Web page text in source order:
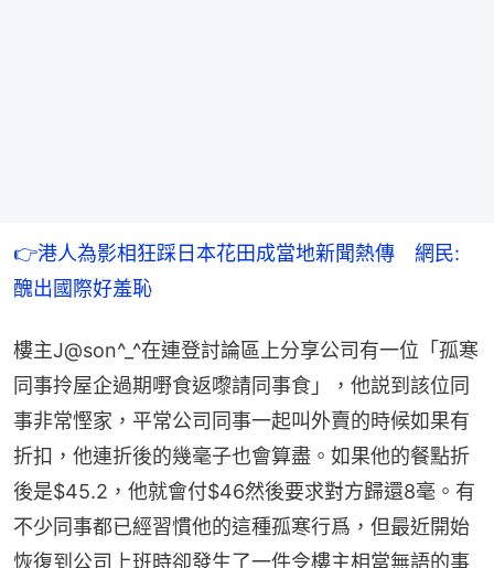
👉港人為影相狂踩日本花田成當地新聞熱傳　網民:
醜出國際好羞恥
樓主J@son^_^在連登討論區上分享公司有一位「孤寒
同事拎屋企過期嘢食返嚟請同事食」，他説到該位同
事非常慳家，平常公司同事一起叫外賣的時候如果有
折扣，他連折後的幾毫子也會算盡。如果他的餐點折
後是$45.2，他就會付$46然後要求對方歸還8毫。有
不少同事都已經習慣他的這種孤寒行爲，但最近開始
恢復到公司上班時卻發生了一件令樓主相當無語的事